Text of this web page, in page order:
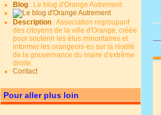
Blog : Le blog d'Orange Autrement
Description : Association regroupant
des citoyens de la ville d'Orange, créée
pour soutenir les élus minoritaires et
informer les orangeois-es sur la réalité
de la gouvernance du maire d'extrême
droite.
Contact
Pour aller plus loin